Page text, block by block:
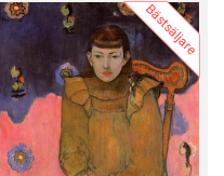
Bästsäljare